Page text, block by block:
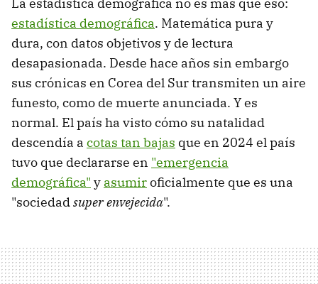
La estadística demográfica no es más que eso:
estadística demográfica. Matemática pura y
dura, con datos objetivos y de lectura
desapasionada. Desde hace años sin embargo
sus crónicas en Corea del Sur transmiten un aire
funesto, como de muerte anunciada. Y es
normal. El país ha visto cómo su natalidad
descendía a cotas tan bajas que en 2024 el país
tuvo que declararse en "emergencia
demográfica" y asumiroficialmente que es una
"sociedadsuper envejecida".